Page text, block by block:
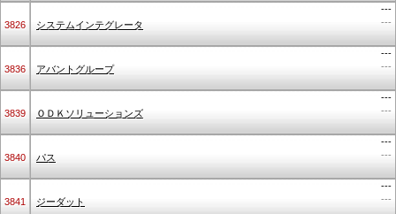
3826 システムインテグレータ
---
---
3836 アバントグループ
---
---
3839 ＯＤＫソリューションズ
---
---
3840 パス
---
---
3841 ジーダット
---
---